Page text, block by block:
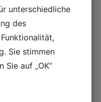
EVENT
unterschiedliche
des
Sie stimmen
Sie auf „OK“